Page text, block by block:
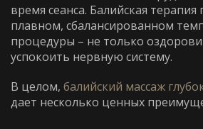
время сеанса. Балийская
плавном, сбалансированном
процедуры – не только
успокоить нервную систему.
В целом, балийский массаж
дает несколько ценных